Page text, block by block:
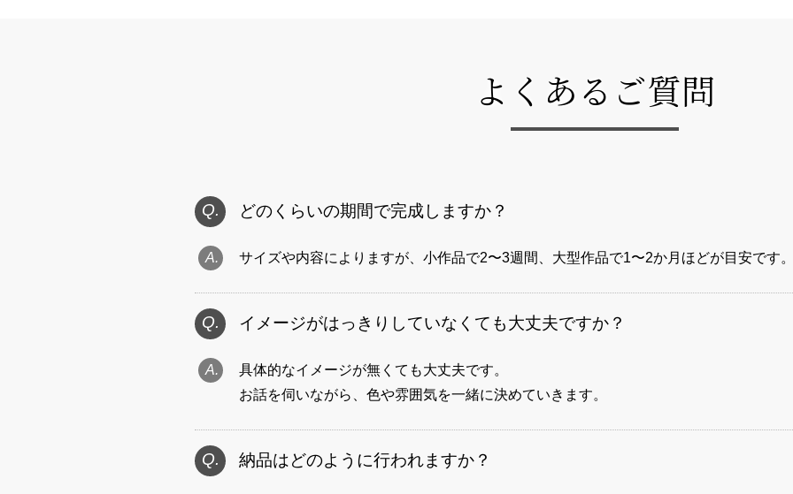
よくあるご質問
どのくらいの期間で完成しますか？
サイズや内容によりますが、小作品で2〜3週間、大型作品で1〜2か月ほどが目安です
イメージがはっきりしていなくても大丈夫ですか？
具体的なイメージが無くても大丈夫です。
お話を伺いながら、色や雰囲気を一緒に決めていきます。
納品はどのように行われますか？